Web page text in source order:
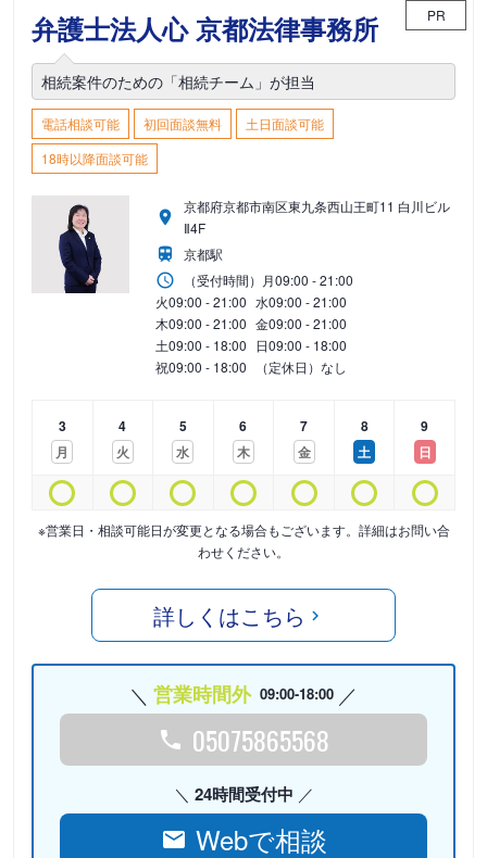
弁護士法人心 京都法律事務所 PR
相続案件のための「相続チーム」が担当
電話相談可能 初回面談無料
土日面談可能
18時以降面談可能
京都府京都市南区東九条西山王町11 白川ビル
Ⅱ4F
京都駅
（受付時間） 月09:00 - 21:00
火09:00 - 21:00 水09:00 - 21:00
木09:00 - 21:00 金09:00 - 21:00
土09:00 - 18:00 日09:00 - 18:00
祝09:00 - 18:00 （定休日）なし
3
月
4
火
5
水
6
木
7
金
8
土
9
日
※営業日・相談可能日が変更となる場合もございます。詳細はお問い合
わせください。
詳しくはこちら
営業時間外 09:00-18:00
05075865568
24時間受付中
Webで相談